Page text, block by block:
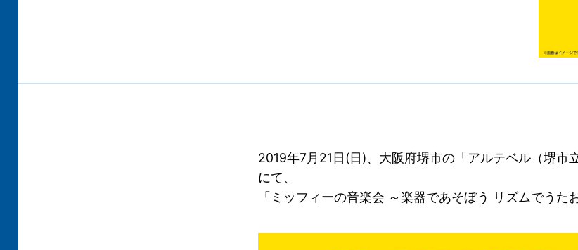
2019年7月21日(日)、大阪府堺市の「アルテベル（堺市
にて、
「ミッフィーの音楽会 ～楽器であそぼう リズムでうた